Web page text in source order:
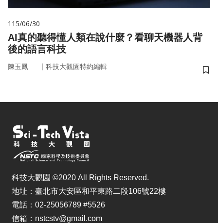
115/06/30
AI真的聽得懂人類在說什麼？看聊天機器人背
後的語言科技
陳玉鳳 ｜ 科技大觀園特約編輯
儲
科技大觀園 ©2020 All Rights Reserved.
地址：臺北市大安區和平東路二段106號22樓
電話：02-25056789 #5526
信箱：nstcstv@gmail.com